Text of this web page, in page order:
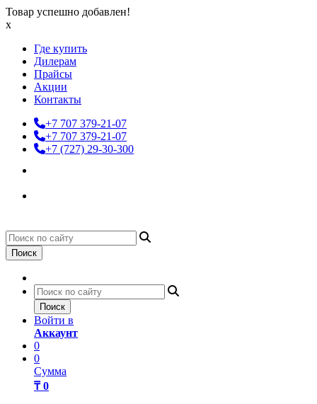
Товар успешно добавлен!
x
Где купить
Дилерам
Прайсы
Акции
Контакты
+7 707 379-21-07
+7 707 379-21-07
+7 (727) 29-30-300
Поиск
Поиск
Войти в
Аккаунт
0
0
Сумма
₸ 0